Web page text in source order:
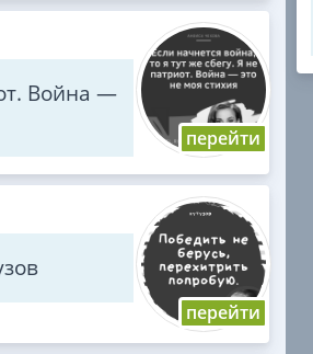
Война —